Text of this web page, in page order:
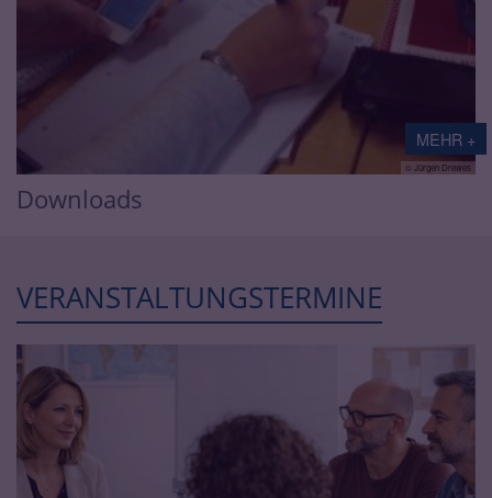
MEHR +
© Jürgen Drewes
Downloads
VERANSTALTUNGSTERMINE